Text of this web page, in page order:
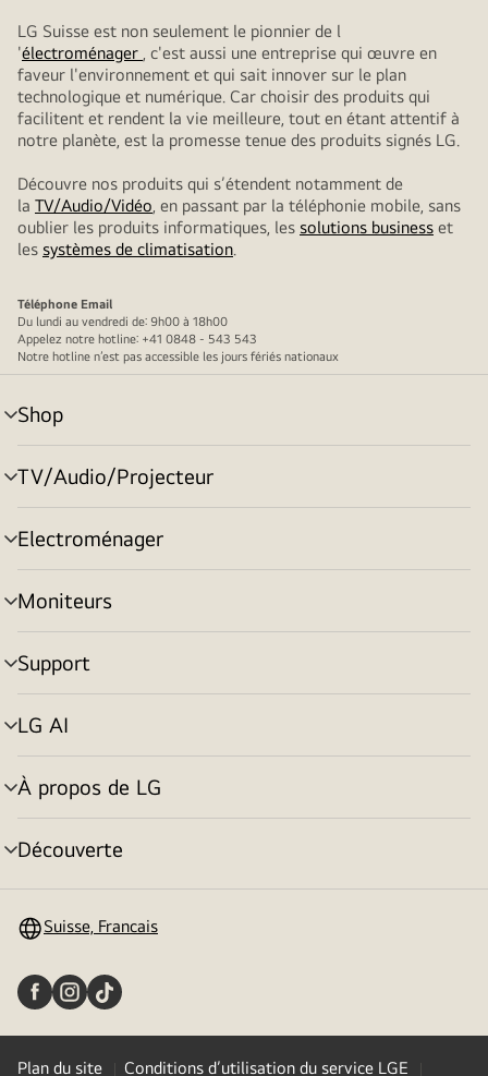
LG Suisse est non seulement le pionnier de l
'électroménager , c'est aussi une entreprise qui œuvre en
faveur l'environnement et qui sait innover sur le plan
technologique et numérique. Car choisir des produits qui
facilitent et rendent la vie meilleure, tout en étant attentif à
notre planète, est la promesse tenue des produits signés LG.
Découvre nos produits qui s’étendent notamment de
la TV/Audio/Vidéo, en passant par la téléphonie mobile, sans
oublier les produits informatiques, les solutions business et
les systèmes de climatisation.
Téléphone Email
Du lundi au vendredi de: 9h00 à 18h00
Appelez notre hotline: +41 0848 - 543 543
Notre hotline n’est pas accessible les jours fériés nationaux
Shop
menu
déroulant
TV/Audio/Projecteur
menu
déroulant
Electroménager
menu
déroulant
Moniteurs
menu
déroulant
Support
menu
déroulant
LG AI
menu
déroulant
À propos de LG
menu
déroulant
Découverte
menu
Suisse, Francais
Plan du site Conditions d’utilisation du service LGE